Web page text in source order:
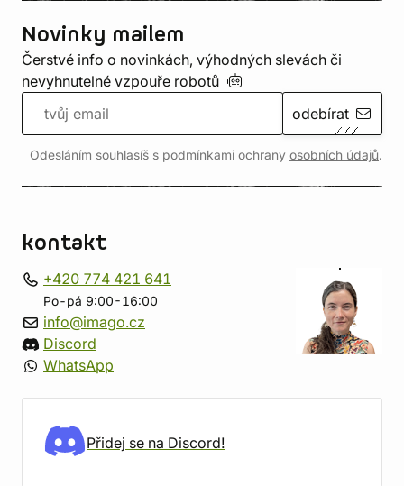
Novinky mailem
Čerstvé info o novinkách, výhodných slevách či
nevyhnutelné vzpouře robotů
odebírat
Odesláním souhlasíš s podmínkami ochrany osobních údajů.
kontakt
+420 774 421 641
Po-pá 9:00-16:00
info@imago.cz
Discord
WhatsApp
Přidej se na Discord!